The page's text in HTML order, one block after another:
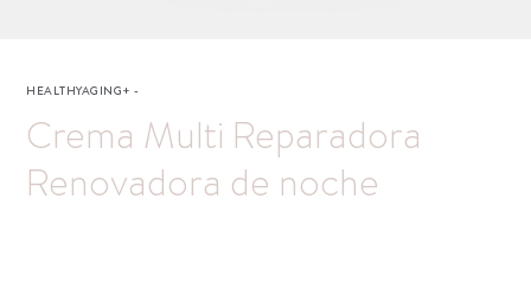
HEALTHYAGING+-
Crema Multi Reparadora
Renovadora de noche